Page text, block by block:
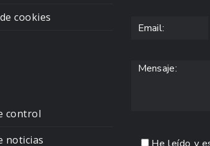
cookies
control
noticias